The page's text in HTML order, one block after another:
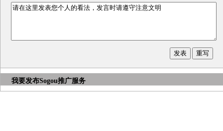
我要发布Sogou推广服务